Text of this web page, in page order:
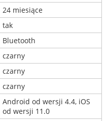
24 miesiące
tak
Bluetooth
czarny
czarny
czarny
Android od wersji 4.4, iOS
od wersji 11.0